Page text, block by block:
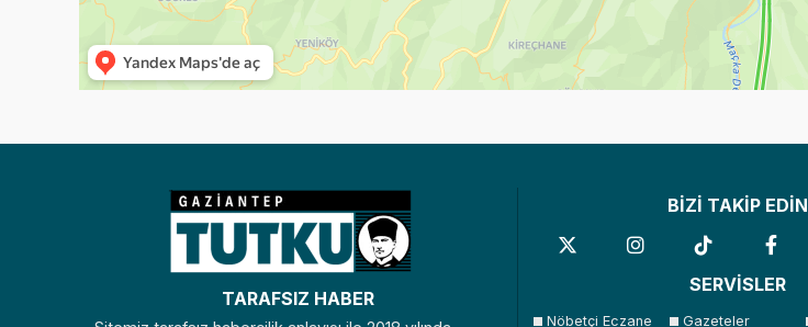
TARAFSIZ HABER
BİZİ TAKİP EDİN
SERVİSLER
Nöbetçi Eczane Gazeteler